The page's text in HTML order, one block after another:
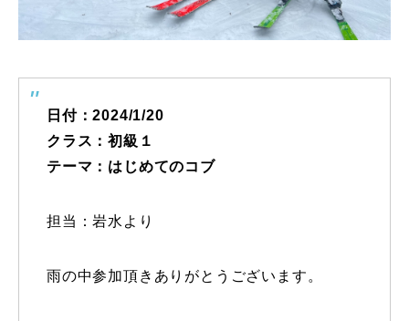
講師から選ぶ
日付：2024/1/20
クラス：初級１
テーマ：はじめてのコブ
担当：岩水より
雨の中参加頂きありがとうございます。